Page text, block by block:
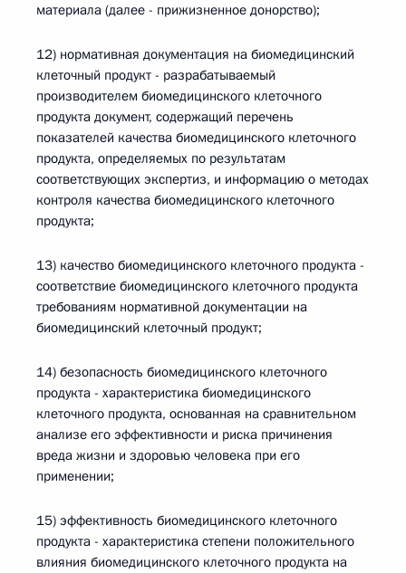
материала (далее - прижизненное донорство);
12) нормативная документация на биомедицинский
клеточный продукт - разрабатываемый
производителем биомедицинского клеточного
продукта документ, содержащий перечень
показателей качества биомедицинского клеточного
продукта, определяемых по результатам
соответствующих экспертиз, и информацию о методах
контроля качества биомедицинского клеточного
продукта;
13) качество биомедицинского клеточного продукта -
соответствие биомедицинского клеточного продукта
требованиям нормативной документации на
биомедицинский клеточный продукт;
14) безопасность биомедицинского клеточного
продукта - характеристика биомедицинского
клеточного продукта, основанная на сравнительном
анализе его эффективности и риска причинения
вреда жизни и здоровью человека при его
применении;
15) эффективность биомедицинского клеточного
продукта - характеристика степени положительного
влияния биомедицинского клеточного продукта на